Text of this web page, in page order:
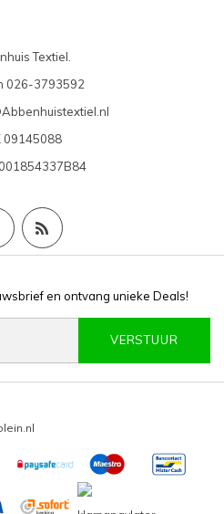
Textiel.
026-3793592
09145088
en ontvang unieke Deals!
VERSTUUR